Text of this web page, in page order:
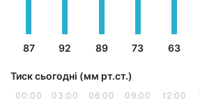
87 92 89 73 63
Тиск сьогодні (мм рт.ст.)
00:00 03:00 06:00 09:00 12:00